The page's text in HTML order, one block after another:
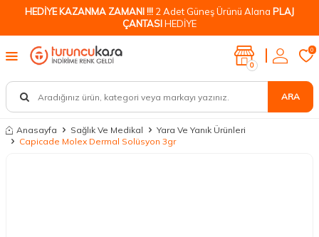
HEDİYE KAZANMA ZAMANI !!! 2 Adet Güneş Ürünü Alana PLAJ
ÇANTASIHEDİYE
ARA
0
0
Anasayfa Sağlık Ve Medikal
Yara Ve Yanık Ürünleri
Capicade Molex Dermal Solüsyon 3gr